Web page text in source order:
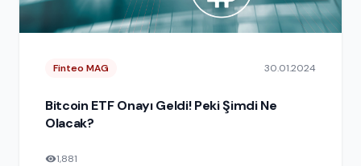
Finteo MAG 30.01.2024
Bitcoin ETF Onayı Geldi! Peki Şimdi Ne
Olacak?
1,881